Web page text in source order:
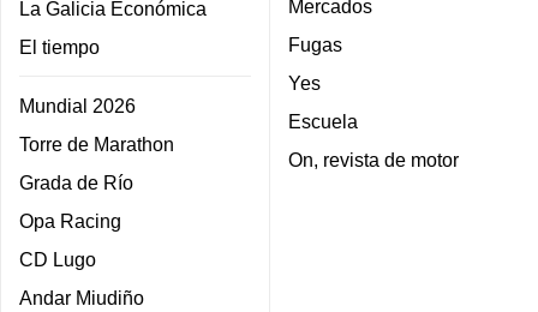
La Galicia Económica
El tiempo
Mundial 2026
Torre de Marathon
Grada de Río
Opa Racing
CD Lugo
Andar Miudiño
Mercados
Fugas
Yes
Escuela
On, revista de motor